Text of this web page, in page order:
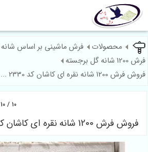
محصولات
فرش ماشینی بر اساس شانه
فرش 1200 شانه گل برجسته
فروش فرش 1200 شانه نقره ای کاشان کد 2330 ...
فروش فرش 1200 شانه نقره ای کاشان کد 23301
10 / 10